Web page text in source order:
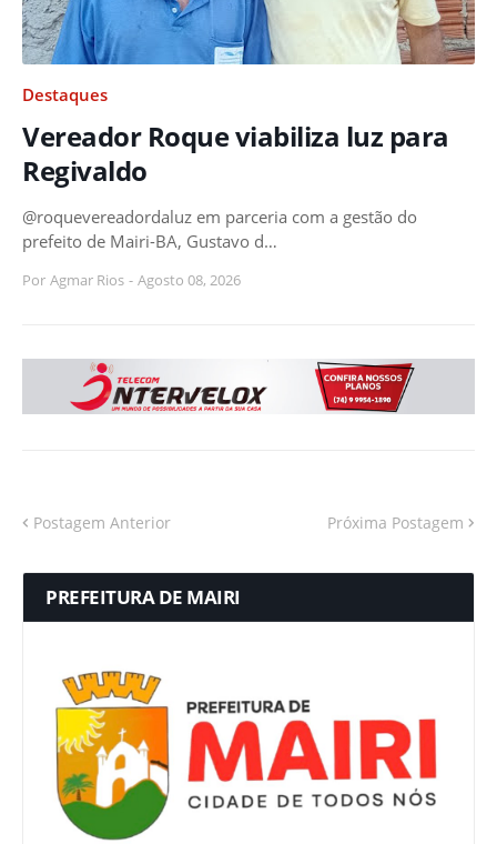
Destaques
Vereador Roque viabiliza luz para
Regivaldo
@roquevereadordaluz em parceria com a gestão do
prefeito de Mairi-BA, Gustavo d…
Por Agmar Rios - Agosto 08, 2026
Postagem Anterior Próxima Postagem
PREFEITURA DE MAIRI